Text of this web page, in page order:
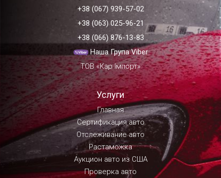
+38 (067) 939-57-02
+38 (063) 025-96-21
+38 (066) 876-13-83
Наша Група Viber
ТОВ «Кар Імпорт»
Услуги
Главная
Сертификация авто
Отслеживание авто
Растаможка
Аукцион авто из США
Проверка авто